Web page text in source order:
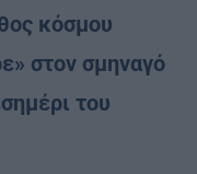
κόσμου
στον σμηναγό
του